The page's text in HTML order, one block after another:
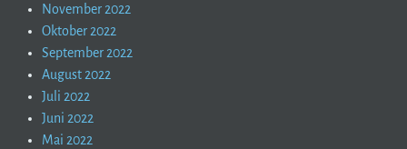
November 2022
Oktober 2022
September 2022
August 2022
Juli 2022
Juni 2022
Mai 2022